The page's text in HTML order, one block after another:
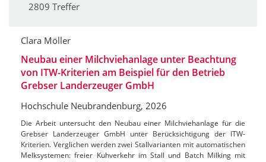
2809 Treffer
Clara Möller
Neubau einer Milchviehanlage unter Beachtung
von ITW-Kriterien am Beispiel für den Betrieb
Grebser Landerzeuger GmbH
Hochschule Neubrandenburg, 2026
Die Arbeit untersucht den Neubau einer Milchviehanlage für die
Grebser Landerzeuger GmbH unter Berücksichtigung der ITW-
Kriterien. Verglichen werden zwei Stallvarianten mit automatischen
Melksystemen: freier Kuhverkehr im Stall und Batch Milking mit